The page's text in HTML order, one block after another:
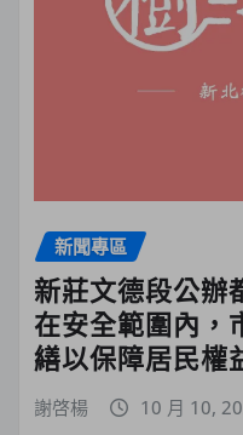
新聞專區
新莊文德段公辦
在安全範圍內，
繕以保障居民權
謝啓楊 10 月 10,